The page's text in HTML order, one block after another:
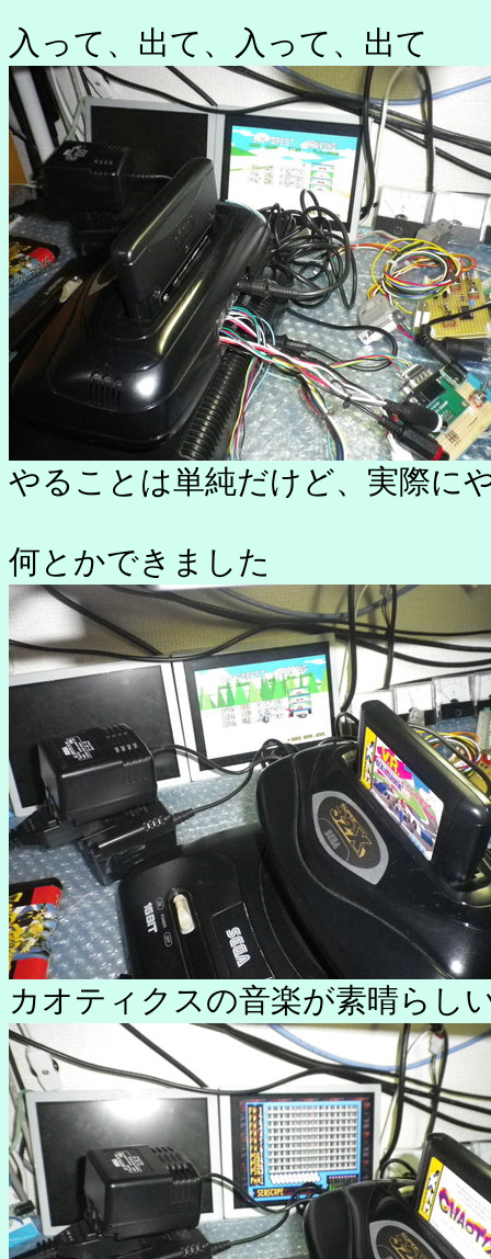
入って、出て、入って、出て
やることは単純だけど、実際に
何とかできました
カオティクスの音楽が素晴らし